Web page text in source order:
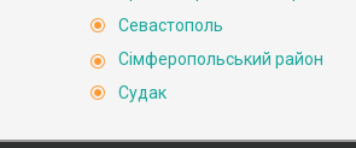
Севастополь
Сімферопольський район
Судак